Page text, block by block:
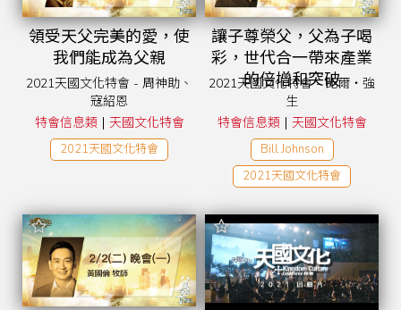
領受天父完美的愛，使
我們能成為父親
2021天國文化特會 - 周神助、
寇紹恩
特會信息類 | 天國文化特會
2021天國文化特會
讓子尊榮父，父為子喝
彩，世代合一帶來產業
的倍增和突破
2021天國文化特會 - 比爾‧強
生
特會信息類 | 天國文化特會
Bill Johnson
2021天國文化特會